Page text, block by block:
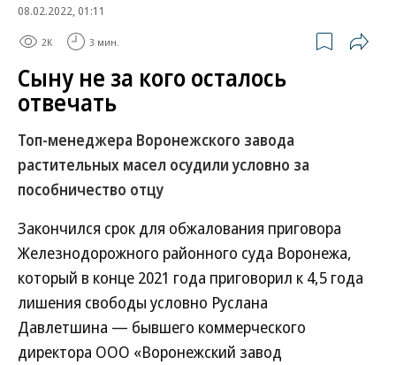
08.02.2022, 01:11
2K 3 мин.
Сыну не за кого осталось
отвечать
Топ-менеджера Воронежского завода
растительных масел осудили условно за
пособничество отцу
Закончился срок для обжалования приговора
Железнодорожного районного суда Воронежа,
который в конце 2021 года приговорил к 4,5 года
лишения свободы условно Руслана
Давлетшина — бывшего коммерческого
директора ООО «Воронежский завод